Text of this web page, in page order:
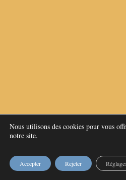
Nous utilisons des cookies pour vous
notre site.
Accepter Rejeter